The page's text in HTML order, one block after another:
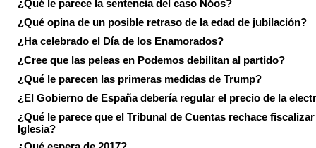
¿Qué le parece la sentencia del caso Nóos?
¿Qué opina de un posible retraso de la edad de jubilación?
¿Ha celebrado el Día de los Enamorados?
¿Cree que las peleas en Podemos debilitan al partido?
¿Qué le parecen las primeras medidas de Trump?
¿El Gobierno de España debería regular el precio de la
¿Qué le parece que el Tribunal de Cuentas rechace fiscalizar
Iglesia?